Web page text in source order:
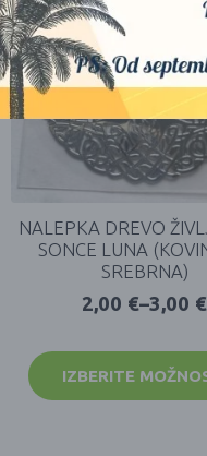
NALEPKA DREVO
SONCE LUNA
SREBRNA)
2,00 €–3,00 €
IZBERITE